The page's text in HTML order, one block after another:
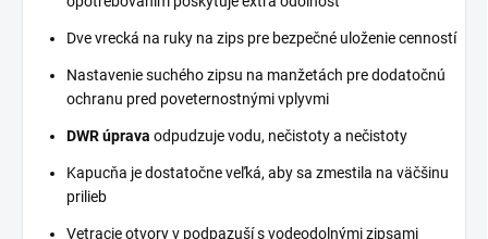
Dve vrecká na ruky na zips pre bezpečné uloženie cenností
Nastavenie suchého zipsu na manžetách pre dodatočnú
ochranu pred poveternostnými vplyvmi
DWR úprava odpudzuje vodu, nečistoty a nečistoty
Kapucňa je dostatočne veľká, aby sa zmestila na väčšinu
prilieb
Vetracie otvory v podpazuší s vodeodolnými zipsami